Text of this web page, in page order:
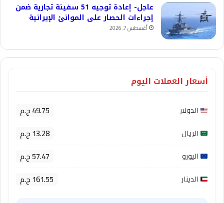
عاجل- إعادة توجيه 51 سفينة تجارية ضمن
إجراءات الحصار على الموانئ الإيرانية
أغسطس 7, 2026
أسعار العملات اليوم
الدولار 49.75 ج.م
الريال 13.28 ج.م
اليورو 57.47 ج.م
الدينار 161.55 ج.م